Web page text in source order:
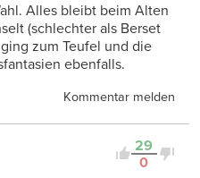
Alles bleibt beim Alten
(schlechter als Berset
zum Teufel und die
ebenfalls.
Kommentar melden
29
0